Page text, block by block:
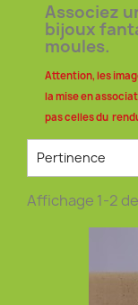
Associez
bijoux
moules.
Attention, les
la mise en
pas celles du
Pertinence
Affichage 1-2